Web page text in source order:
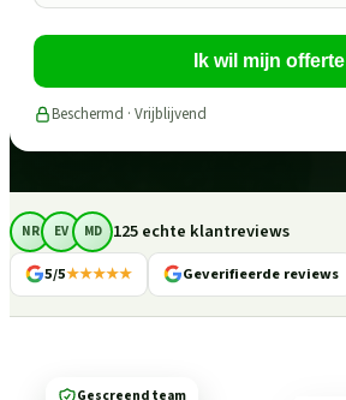
Ik wil mijn offerte
Beschermd · Vrijblijvend
NR EV MD 125 echte klantreviews
5/5★★★★★ Geverifieerde reviews
Gescreend team